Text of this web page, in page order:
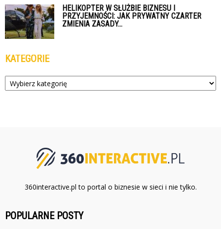
HELIKOPTER W SŁUŻBIE BIZNESU I
PRZYJEMNOŚCI: JAK PRYWATNY CZARTER
ZMIENIA ZASADY...
KATEGORIE
Kategorie
360interactive.pl to portal o biznesie w sieci i nie tylko.
POPULARNE POSTY